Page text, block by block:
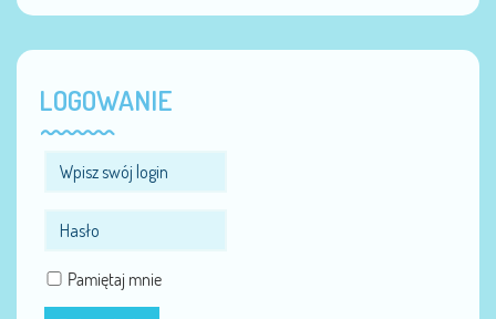
LOGOWANIE
Pamiętaj mnie